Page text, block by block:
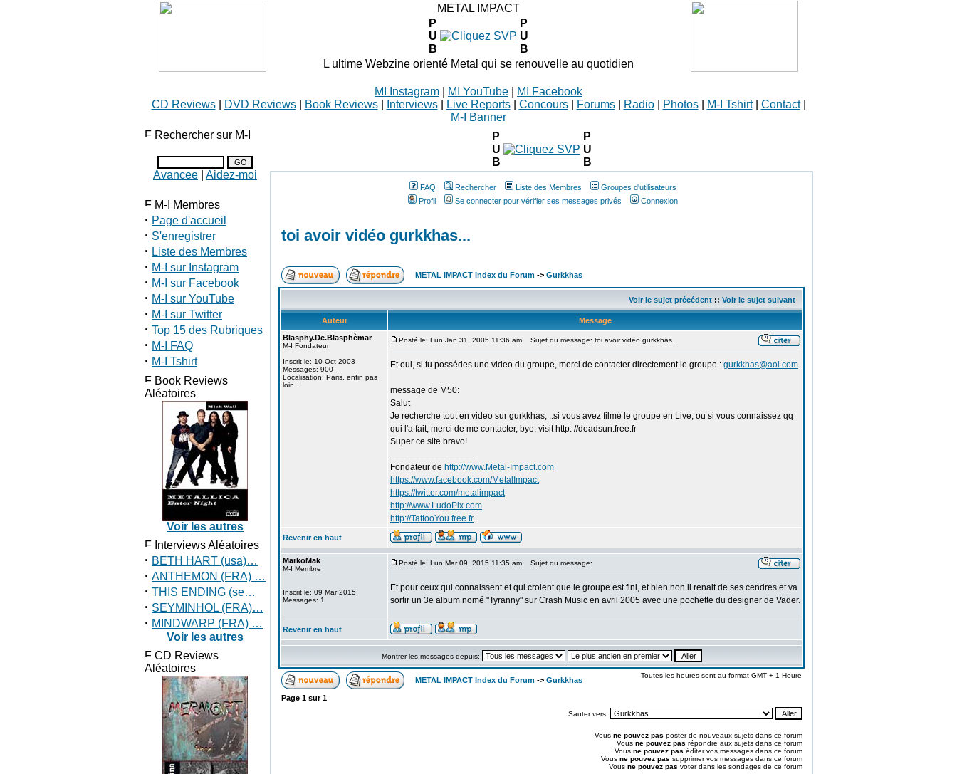
METAL IMPACT
P
U
B
P
U
B
L ultime Webzine orienté Metal qui se renouvelle au quotidien
MI Instagram MI YouTube
MI Facebook
CD Reviews| DVD Reviews| Book Reviews| Interviews| Live Reports| Concours| Forums| Radio| Photos| M-I Tshirt| Contact|
M-I Banner
Rechercher sur M-I
Avancee Aidez-moi
M-I Membres
· Page d'accueil
· S'enregistrer
· Liste des Membres
· M-I sur Instagram
· M-I sur Facebook
· M-I sur YouTube
· M-I sur Twitter
· Top 15 des Rubriques
· M-I FAQ
· M-I Tshirt
Book Reviews
Aléatoires
Voir les autres
Interviews Aléatoires
· BETH HART (usa)…
· ANTHEMON (FRA) …
· THIS ENDING (se…
· SEYMINHOL (FRA)…
· MINDWARP (FRA) …
Voir les autres
CD Reviews
Aléatoires
P
U
B
P
U
B
FAQ Rechercher Liste des Membres
Groupes d'utilisateurs
Profil
Se connecter pour vérifier ses messages privés Connexion
toi avoir vidéo gurkkhas...
METAL IMPACT Index du Forum -> Gurkkhas
Voir le sujet précédent :: Voir le sujet suivant
Auteur
Message
Blasphy.De.Blasphèmar
M-I Fondateur
Inscrit le: 10 Oct 2003
Messages: 900
Localisation: Paris, enfin pas
loin...
Posté le: Lun Jan 31, 2005 11:36 am Sujet du message: toi avoir vidéo gurkkhas...
Et oui, si tu possédes une video du groupe, merci de contacter directement le groupe : gurkkhas@aol.com
message de M50:
Salut
Je recherche tout en video sur gurkkhas, ..si vous avez filmé le groupe en Live, ou si vous connaissez qq
qui l'a fait, merci de me contacter, bye, visit http: //deadsun.free.fr
Super ce site bravo!
Fondateur de http://www.Metal-Impact.com
https://www.facebook.com/MetalImpact
https://twitter.com/metalimpact
http://www.LudoPix.com
http://TattooYou.free.fr
Revenir en haut
MarkoMak
M-I Membre
Inscrit le: 09 Mar 2015
Messages: 1
Posté le: Lun Mar 09, 2015 11:35 am Sujet du message:
Et pour ceux qui connaissent et qui croient que le groupe est fini, et bien non il renait de ses cendres et va
sortir un 3e album nomé "Tyranny" sur Crash Music en avril 2005 avec une pochette du designer de Vader.
Revenir en haut
Montrer les messages depuis:
METAL IMPACT Index du Forum -> Gurkkhas
Toutes les heures sont au format GMT + 1 Heure
Page 1 sur1
Sauter vers:
Vous ne pouvez pas poster de nouveaux sujets dans ce forum
Vous ne pouvez pas répondre aux sujets dans ce forum
Vous ne pouvez pas éditer vos messages dans ce forum
Vous ne pouvez pas supprimer vos messages dans ce forum
Vous ne pouvez pas voter dans les sondages de ce forum